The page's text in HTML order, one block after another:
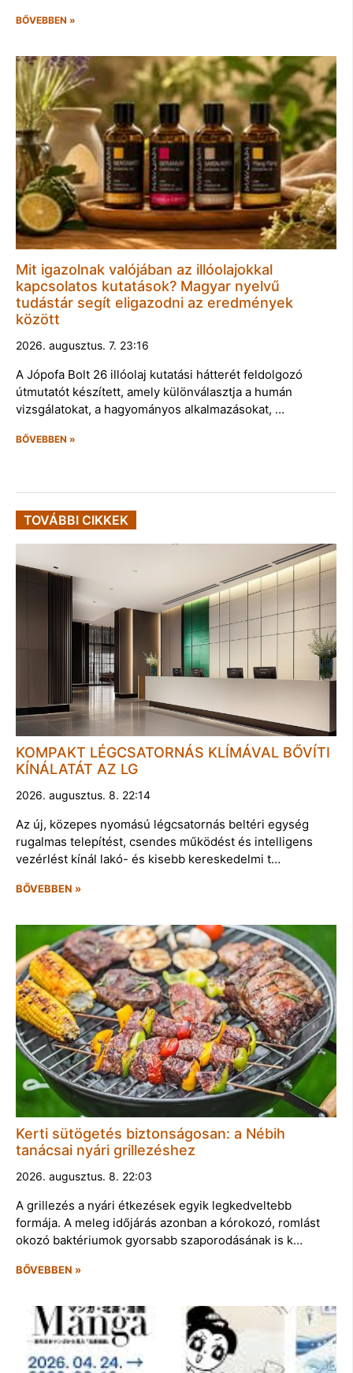
BŐVEBBEN »
Mit igazolnak valójában az illóolajokkal
kapcsolatos kutatások? Magyar nyelvű
tudástár segít eligazodni az eredmények
között
2026. augusztus. 7. 23:16
A Jópofa Bolt 26 illóolaj kutatási hátterét feldolgozó
útmutatót készített, amely különválasztja a humán
vizsgálatokat, a hagyományos alkalmazásokat, …
BŐVEBBEN »
TOVÁBBI CIKKEK
KOMPAKT LÉGCSATORNÁS KLÍMÁVAL BŐVÍTI
KÍNÁLATÁT AZ LG
2026. augusztus. 8. 22:14
Az új, közepes nyomású légcsatornás beltéri egység
rugalmas telepítést, csendes működést és intelligens
vezérlést kínál lakó- és kisebb kereskedelmi t…
BŐVEBBEN »
Kerti sütögetés biztonságosan: a Nébih
tanácsai nyári grillezéshez
2026. augusztus. 8. 22:03
A grillezés a nyári étkezések egyik legkedveltebb
formája. A meleg időjárás azonban a kórokozó, romlást
okozó baktériumok gyorsabb szaporodásának is k…
BŐVEBBEN »